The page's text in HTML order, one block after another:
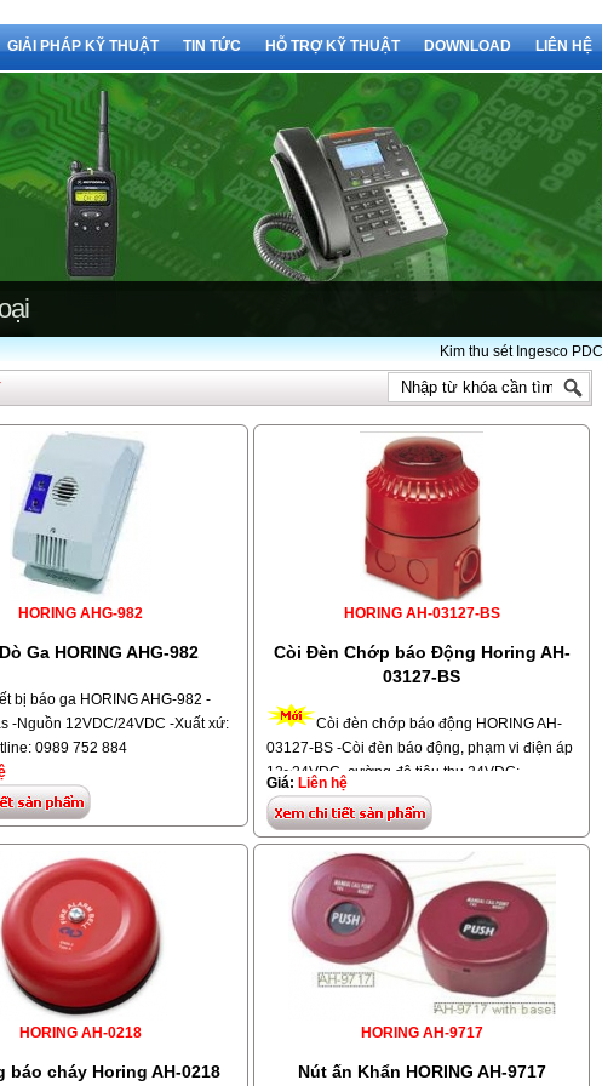
GIẢI PHÁP KỸ THUẬT TIN TỨC HỖ TRỢ KỸ THUẬT DOWNLOAD LIÊN HỆ
Kim thu sét Ingesco PDC E45
HORING AHG-982
Ga HORING AHG-982
bị báo ga HORING AHG-982 -
-Nguồn 12VDC/24VDC -Xuất xứ:
0989 752 884
HORING AH-03127-BS
Còi Đèn Chớp báo Động Horing AH-
03127-BS
Còi đèn chớp báo động HORING AH-
03127-BS -Còi đèn báo động, phạm vi điện áp
12~24VDC, cường độ tiêu thụ 24VDC:
14.5mA. Âm thanh xuất 24VDC dB (A) tại 1
mét: lớn nhất 114dB. Điều chỉnh được âm
lượng :0 ~20dB. Ngõ vào bảo vệ : IP42. Nhiệt
độ hoạt động: -25o ~ +80oC. Vật liệu: nhựa
tổng hợp ABS. -Hiệu: HORING, Model: AH-
03127-BS. Xuất xứ: Taiwan
Giá: Liên hệ
HORING AH-0218
báo cháy Horing AH-0218
HORING AH-9717
Nút ấn Khẩn HORING AH-9717